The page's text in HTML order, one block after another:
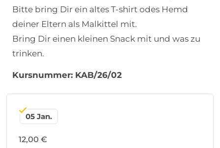
Bitte bring Dir ein altes T-shirt odes Hemd
deiner Eltern als Malkittel mit.
Bring Dir einen kleinen Snack mit und was zu
trinken.
Kursnummer: KAB/26/02
05 Jan.
12,00 €